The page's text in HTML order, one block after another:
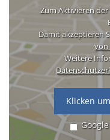
Zum Aktivieren
Damit akzeptieren
von
Weitere
Klicken